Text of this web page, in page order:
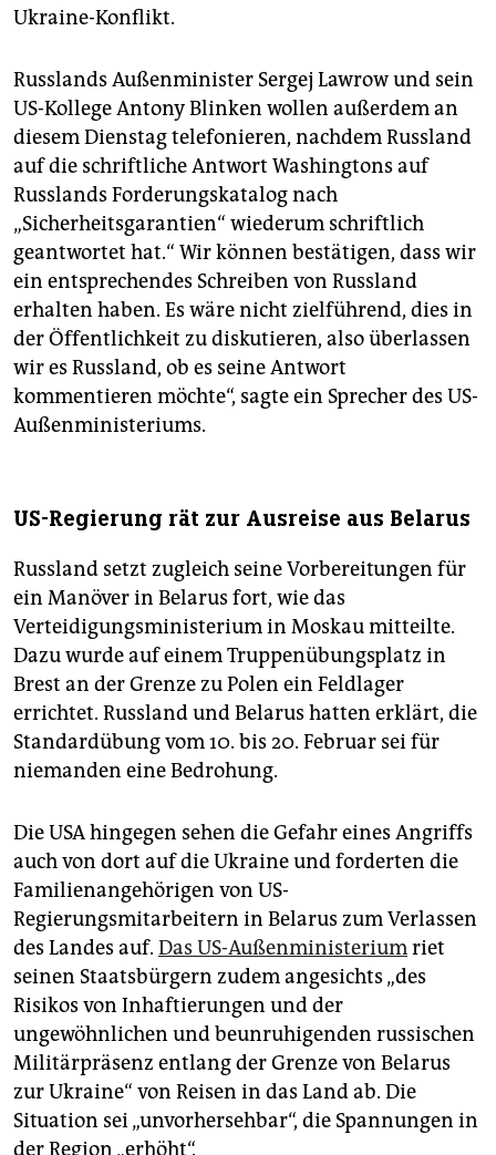
Ukraine-Konflikt.
Russlands Außenminister Sergej Lawrow und sein
US-Kollege Antony Blinken wollen außerdem an
diesem Dienstag telefonieren, nachdem Russland
auf die schriftliche Antwort Washingtons auf
Russlands Forderungskatalog nach
„Sicherheitsgarantien“ wiederum schriftlich
geantwortet hat.“ Wir können bestätigen, dass wir
ein entsprechendes Schreiben von Russland
erhalten haben. Es wäre nicht zielführend, dies in
der Öffentlichkeit zu diskutieren, also überlassen
wir es Russland, ob es seine Antwort
kommentieren möchte“, sagte ein Sprecher des US-
Außenministeriums.
US-Regierung rät zur Ausreise aus Belarus
Russland setzt zugleich seine Vorbereitungen für
ein Manöver in Belarus fort, wie das
Verteidigungsministerium in Moskau mitteilte.
Dazu wurde auf einem Truppenübungsplatz in
Brest an der Grenze zu Polen ein Feldlager
errichtet. Russland und Belarus hatten erklärt, die
Standardübung vom 10. bis 20. Februar sei für
niemanden eine Bedrohung.
Die USA hingegen sehen die Gefahr eines Angriffs
auch von dort auf die Ukraine und forderten die
Familienangehörigen von US-
Regierungsmitarbeitern in Belarus zum Verlassen
des Landes auf. Das US-Außenministeriumriet
seinen Staatsbürgern zudem angesichts „des
Risikos von Inhaftierungen und der
ungewöhnlichen und beunruhigenden russischen
Militärpräsenz entlang der Grenze von Belarus
zur Ukraine“ von Reisen in das Land ab. Die
Situation sei „unvorhersehbar“, die Spannungen in
der Region „erhöht“.